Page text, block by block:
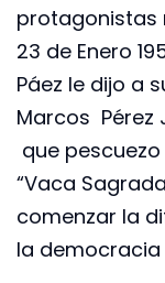
protagonistas
23 de Enero
Páez le dijo a
Marcos Pérez
que
“Vaca
comenzar la
la democracia